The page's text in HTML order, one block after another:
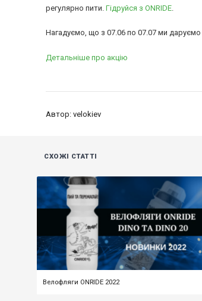
регулярно пити. Гідруйся з ONRIDE
Нагадуємо, що з 07.06 по 07.07 ми даруємо
Детальніше про акцію
Автор: velokiev
СХОЖІ СТАТТІ
Велофляги ONRIDE 2022